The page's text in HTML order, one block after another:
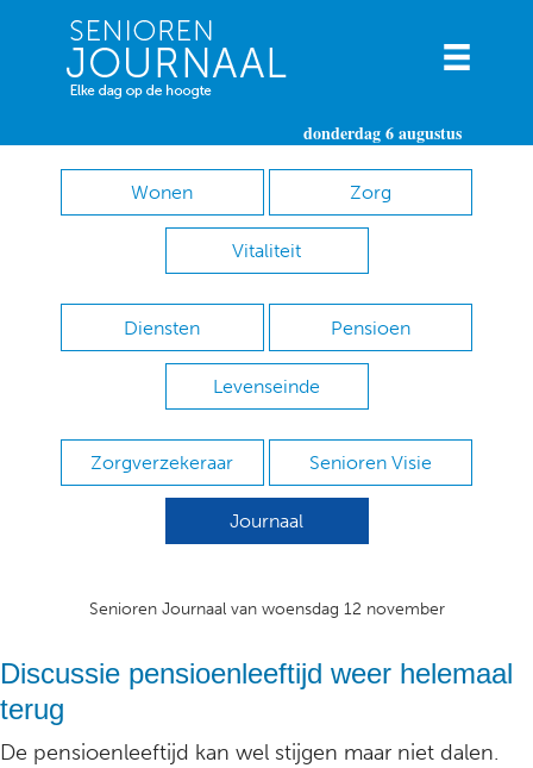
donderdag 6 augustus
Wonen Zorg
Vitaliteit
Diensten Pensioen
Levenseinde
Zorgverzekeraar Senioren Visie
Journaal
Senioren Journaal van woensdag 12 november
Discussie pensioenleeftijd weer helemaal
terug
De pensioenleeftijd kan wel stijgen maar niet dalen.